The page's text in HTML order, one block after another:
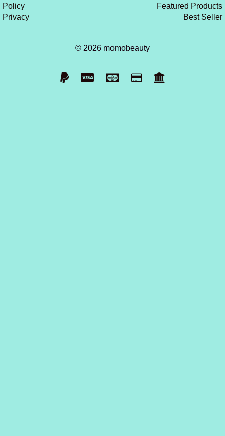
Policy
Privacy
Featured Products
Best Seller
© 2026 momobeauty